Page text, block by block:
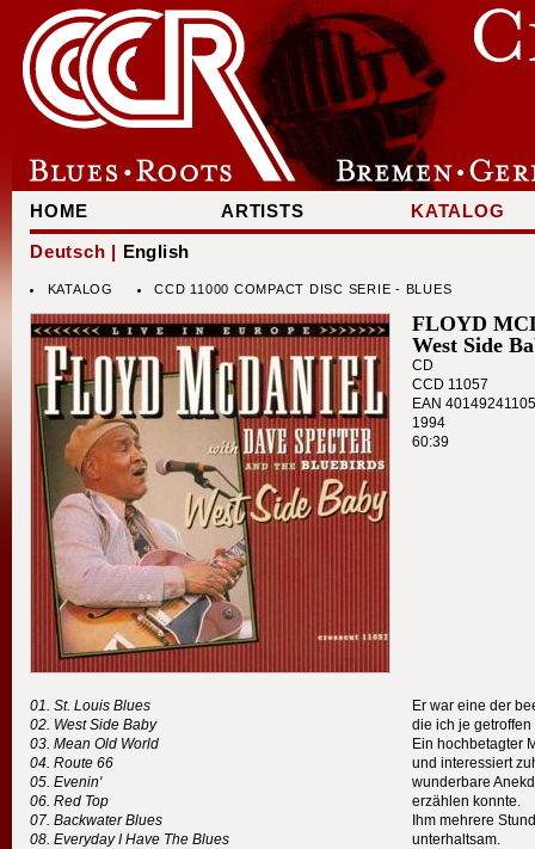
HOME ARTISTS
KATALOG
Deutsch | English
KATALOG CCD 11000 COMPACT DISC SERIE - BLUES
FLOYD
West Side
CD
CCD 11057
EAN
1994
60:39
St. Louis Blues
West Side Baby
Mean Old World
Route 66
Evenin'
Red Top
Backwater Blues
Everyday I Have The Blues
Er war eine der
die ich je getroffen
Ein hochbetagter
und interessiert
wunderbare
erzählen konnte.
Ihm mehrere
unterhaltsam.